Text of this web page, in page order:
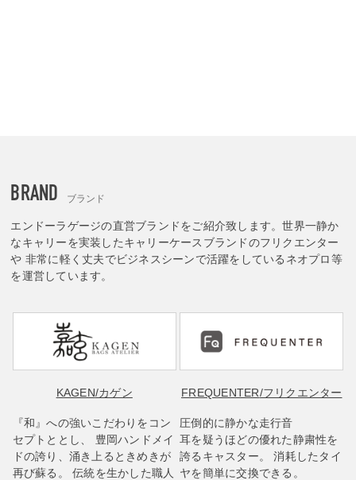
BRAND ブランド
エンドーラゲージの直営ブランドをご紹介致します。世界一静か
なキャリーを実装したキャリーケースブランドのフリクエンター
や 非常に軽く丈夫でビジネスシーンで活躍をしているネオプロ等
を運営しています。
KAGEN/カゲン
『和』への強いこだわりをコン
セプトととし、 豊岡ハンドメイ
ドの誇り、涌き上るときめきが
再び蘇る。 伝統を生かした職人
FREQUENTER/フリクエンター
圧倒的に静かな走行音
耳を疑うほどの優れた静粛性を
誇るキャスター。 消耗したタイ
ヤを簡単に交換できる。